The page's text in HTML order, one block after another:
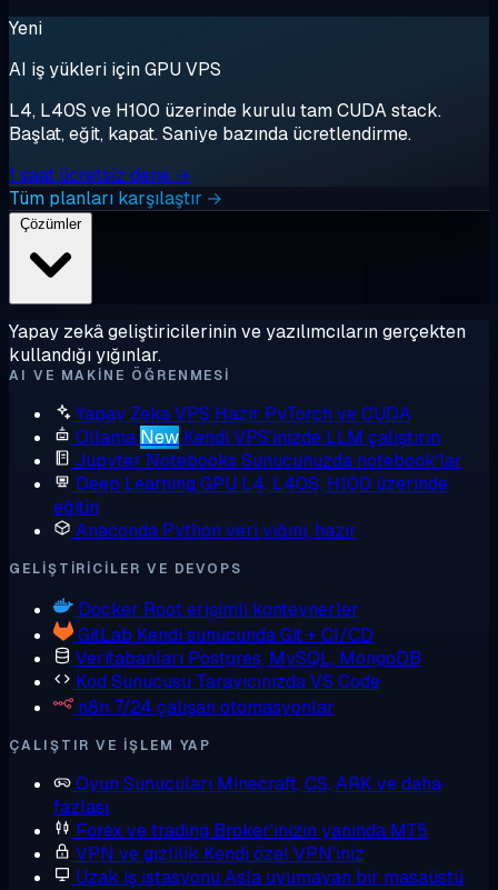
Yeni
AI iş yükleri için GPU VPS
L4, L40S ve H100 üzerinde kurulu tam CUDA stack.
Başlat, eğit, kapat. Saniye bazında ücretlendirme.
1 saat ücretsiz dene →
Tüm planları karşılaştır →
Çözümler
Yapay zekâ geliştiricilerinin ve yazılımcıların gerçekten
kullandığı yığınlar.
AI VE MAKINE ÖĞRENMESI
Yapay Zeka VPS Hazır PyTorch ve CUDA
Ollama New Kendi VPS'inizde LLM çalıştırın
Jupyter Notebooks Sunucunuzda notebook'lar
Deep Learning GPU L4, L40S, H100 üzerinde
eğitin
Anaconda Python veri yığını, hazır
GELIŞTIRICILER VE DEVOPS
Docker Root erişimli konteynerler
GitLab Kendi sunucunda Git + CI/CD
Veritabanları Postgres, MySQL, MongoDB
Kod Sunucusu Tarayıcınızda VS Code
n8n 7/24 çalışan otomasyonlar
ÇALIŞTIR VE IŞLEM YAP
Oyun Sunucuları Minecraft, CS, ARK ve daha
fazlası
Forex ve trading Broker'ınızın yanında MT5
VPN ve gizlilik Kendi özel VPN'iniz
Uzak iş istasyonu Asla uyumayan bir masaüstü